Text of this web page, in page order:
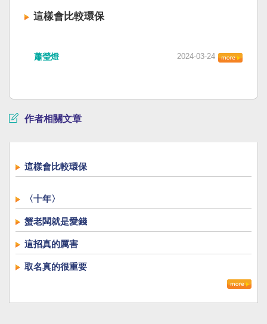
這樣會比較環保
蕭瑩燈 2024-03-24
作者相關文章
這樣會比較環保
〈十年〉
蟹老闆就是愛錢
這招真的厲害
取名真的很重要